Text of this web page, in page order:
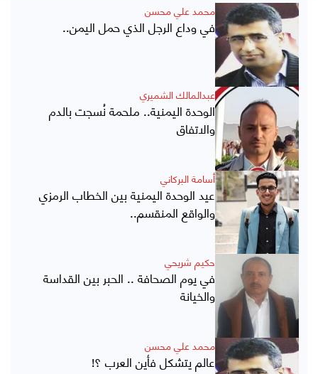
محمد علي محسن
في وداع الرجل الذي حمل اليمن..
عبدالمالك الشميري
الوحدة اليمنية.. ملحمة نُسجت بالدم
والاتفاق
أسامة البركاني
عيد الوحدة اليمنية بين الخطاب الرمزي
والواقع المنقسم..
حكيم شريحي
في يوم الصحافة .. الحبر بين القداسة
والخيانة
محمد علي محسن
عالم يتشكل فأين العرب ؟!